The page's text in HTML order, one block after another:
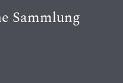
Sammlung